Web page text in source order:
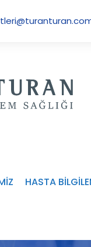
HASTA